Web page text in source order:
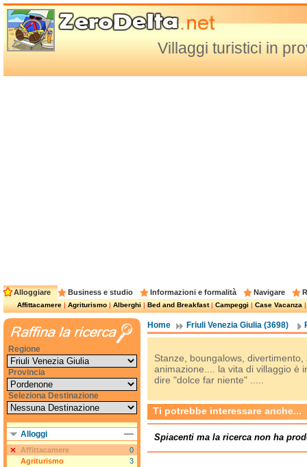
Villaggi turistici in
Alloggiare Business e studio Informazioni e formalità Navigare
Affittacamere|Agriturismo|Alberghi|Bed and Breakfast|Campeggi|Case Vacanza
Home Friuli Venezia Giulia (3698)
Stanze, boungalows,
animazione.... la vita di villaggio è
dire "dolce far niente" .....
Ti potrebbe interessare anche...
Spiacenti ma la ricerca non ha
Regione
Provincia
Seleziona Destinazione
Alloggi
Affittacamere
0
Agriturismo
3